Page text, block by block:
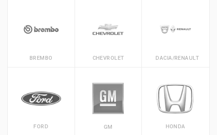
BREMBO CHEVROLET DACIA/RENAULT
FORD GM HONDA